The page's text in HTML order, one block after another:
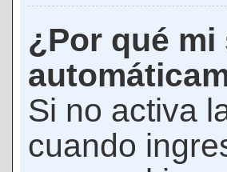
¿Por qué
Si no activa
cuando